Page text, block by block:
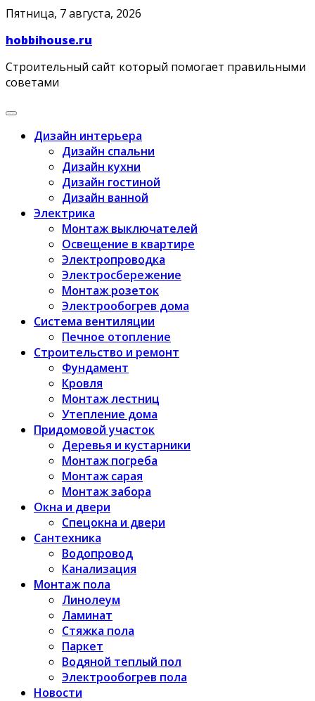
Skip
content
Пятница, 7 августа, 2026
hobbihouse.ru
Строительный сайт который помогает правильными
советами
Дизайн интерьера
Дизайн спальни
Дизайн кухни
Дизайн гостиной
Дизайн ванной
Электрика
Монтаж выключателей
Освещение в квартире
Электропроводка
Электросбережение
Монтаж розеток
Электрообогрев дома
Система вентиляции
Печное отопление
Строительство и ремонт
Фундамент
Кровля
Монтаж лестниц
Утепление дома
Придомовой участок
Деревья и кустарники
Монтаж погреба
Монтаж сарая
Монтаж забора
Окна и двери
Спецокна и двери
Сантехника
Водопровод
Канализация
Монтаж пола
Линолеум
Ламинат
Стяжка пола
Паркет
Водяной теплый пол
Электрообогрев пола
Новости